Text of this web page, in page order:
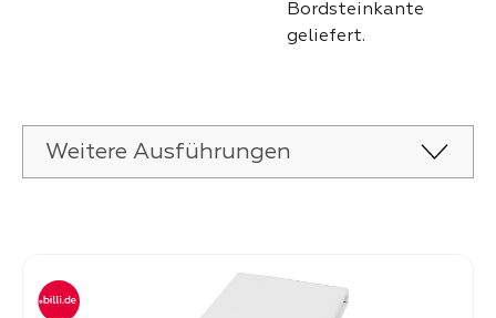
Bordsteinkante
geliefert.
Weitere Ausführungen